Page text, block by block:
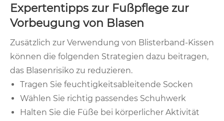
Expertentipps zur Fußpflege zur
Vorbeugung von Blasen
Zusätzlich zur Verwendung von Blisterband-Kissen
können die folgenden Strategien dazu beitragen,
das Blasenrisiko zu reduzieren.
Tragen Sie feuchtigkeitsableitende Socken
Wählen Sie richtig passendes Schuhwerk
Halten Sie die Füße bei körperlicher Aktivität